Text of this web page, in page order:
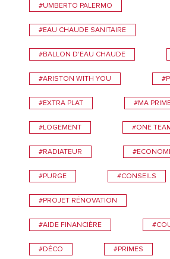
#UMBERTO PALERMO
#EAU CHAUDE SANITAIRE
#BALLON D'EAU CHAUDE
#ARISTON WITH YOU
#EXTRA PLAT #MA
#LOGEMENT #ONE
#RADIATEUR
#PURGE #CONSEILS
#PROJET RÉNOVATION
#AIDE FINANCIÈRE
#DÉCO #PRIMES